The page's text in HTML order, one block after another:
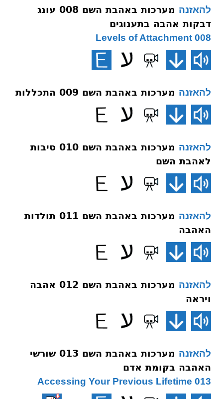
להאזנה
מערכות באהבת השם 008 עונג
דבקות אהבה בתענוגים
008 Levels of Attachment
להאזנה מערכות באהבת השם 009 התכללות
להאזנה
מערכות באהבת השם 010 סיבות
לאהבת השם
להאזנה
מערכות באהבת השם 011 תולדות
האהבה
להאזנה
מערכות באהבת השם 012 אהבה
ויראה
להאזנה
מערכות באהבת השם 013 שורשי
האהבה בקומת אדם
013 Accessing Your Previous Lifetime